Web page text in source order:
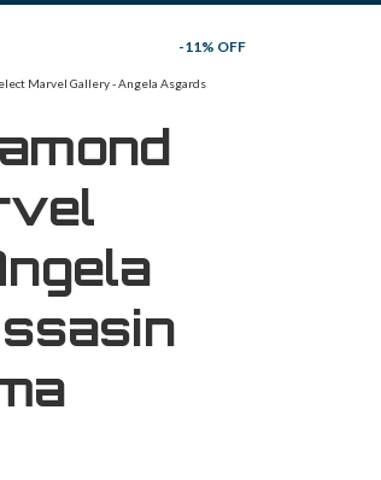
Marvel Gallery - Angela Asgards
-11% OFF